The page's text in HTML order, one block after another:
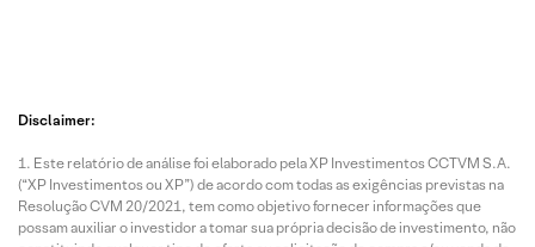
Disclaimer:
Este relatório de análise foi elaborado pela XP Investimentos CCTVM S.A.
(“XP Investimentos ou XP”) de acordo com todas as exigências previstas na
Resolução CVM 20/2021, tem como objetivo fornecer informações que
possam auxiliar o investidor a tomar sua própria decisão de investimento, não